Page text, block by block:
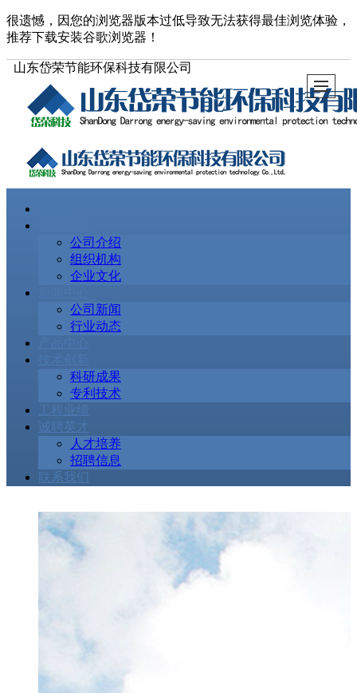
很遗憾，因您的浏览器版本过低导致无法获得最佳浏览体验，
推荐下载安装谷歌浏览器！
山东岱荣节能环保科技有限公司
公司介绍
组织机构
企业文化
公司新闻
行业动态
科研成果
专利技术
工程业绩
诚聘英才
人才培养
招聘信息
联系我们